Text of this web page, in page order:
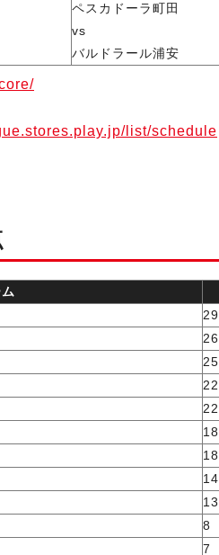
ペスカドーラ町田
vs
バルドラール浦安
list/schedule
29
26
25
22
22
18
18
14
13
8
7